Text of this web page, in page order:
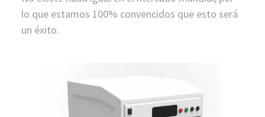
lo que estamos 100% convencidos que esto será
un éxito.